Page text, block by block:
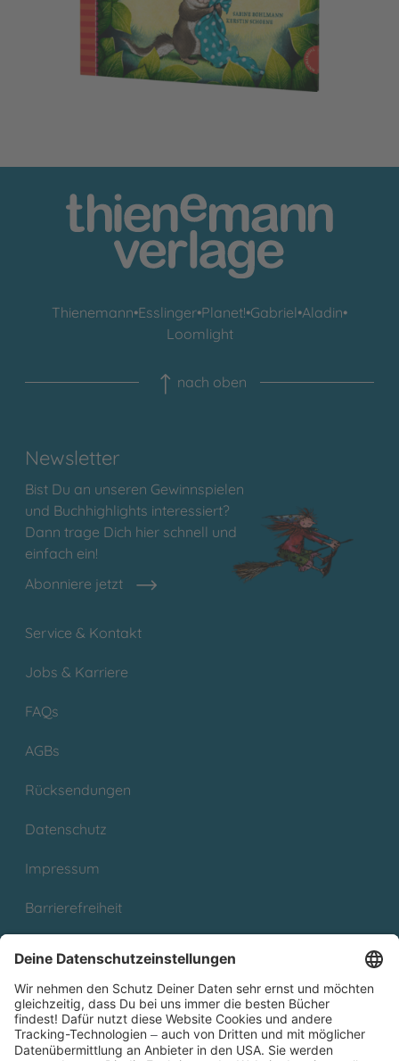
Thienemann•Esslinger•Planet!•Gabriel•Aladin•
Loomlight
nach oben
Newsletter
Bist Du an unseren Gewinnspielen
und Buchhighlights interessiert?
Dann trage Dich hier schnell und
einfach ein!
Abonniere jetzt
Service & Kontakt
Jobs & Karriere
FAQs
AGBs
Rücksendungen
Datenschutz
Impressum
Barrierefreiheit
Partnerprogramm (Affiliate)
Folge uns auf